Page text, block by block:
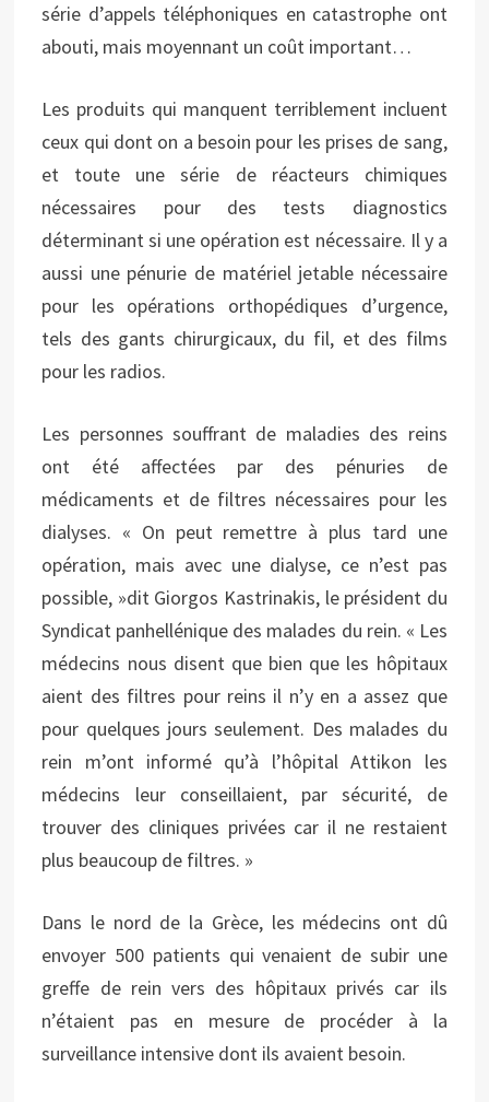
série d’appels téléphoniques en catastrophe ont
abouti, mais moyennant un coût important…
Les produits qui manquent terriblement incluent
ceux qui dont on a besoin pour les prises de sang,
et toute une série de réacteurs chimiques
nécessaires pour des tests diagnostics
déterminant si une opération est nécessaire. Il y a
aussi une pénurie de matériel jetable nécessaire
pour les opérations orthopédiques d’urgence,
tels des gants chirurgicaux, du fil, et des films
pour les radios.
Les personnes souffrant de maladies des reins
ont été affectées par des pénuries de
médicaments et de filtres nécessaires pour les
dialyses. « On peut remettre à plus tard une
opération, mais avec une dialyse, ce n’est pas
possible, »dit Giorgos Kastrinakis, le président du
Syndicat panhellénique des malades du rein. « Les
médecins nous disent que bien que les hôpitaux
aient des filtres pour reins il n’y en a assez que
pour quelques jours seulement. Des malades du
rein m’ont informé qu’à l’hôpital Attikon les
médecins leur conseillaient, par sécurité, de
trouver des cliniques privées car il ne restaient
plus beaucoup de filtres. »
Dans le nord de la Grèce, les médecins ont dû
envoyer 500 patients qui venaient de subir une
greffe de rein vers des hôpitaux privés car ils
n’étaient pas en mesure de procéder à la
surveillance intensive dont ils avaient besoin.